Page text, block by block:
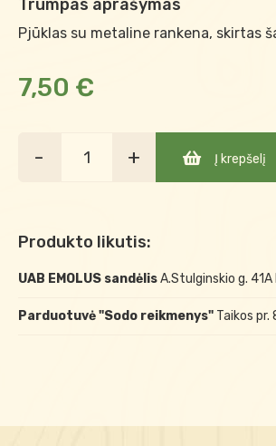
Trumpas aprašymas
Pjūklas su metaline rankena, skirtas
7,50 €
- + Į krepšelį
Produkto likutis:
UAB EMOLUS sandėlisA.Stulginskio g. 41A
Parduotuvė "Sodo reikmenys" Taikos pr.